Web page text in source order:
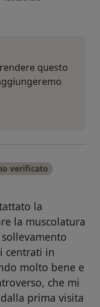
questo
verificato
la
la muscolatura
centrati in
molto bene e
che mi
prima visita